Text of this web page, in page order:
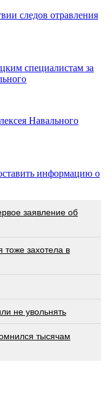
следов отравления
специалистам за
Навального
информацию о
заявление об
тоже захотела в
не увольнять
тысячам